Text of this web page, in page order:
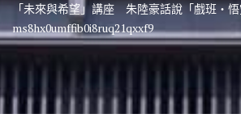
「未來與希望」講座 朱陸豪話說「戲班‧
ms8hx0umffib0i8ruq21qxxf9